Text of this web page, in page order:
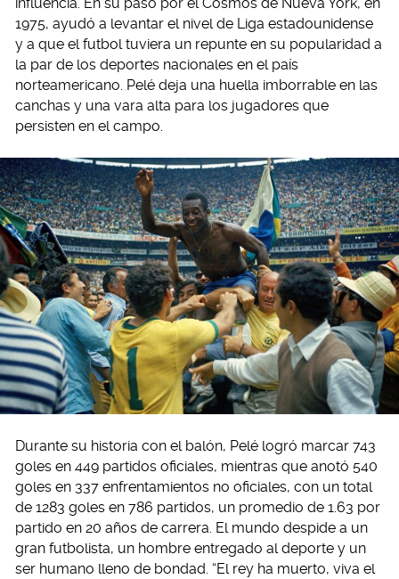
1975, ayudó a levantar el nivel de Liga estadounidense
y a que el futbol tuviera un repunte en su popularidad a
la par de los deportes nacionales en el país
norteamericano. Pelé deja una huella imborrable en las
canchas y una vara alta para los jugadores que
persisten en el campo.
Durante su historia con el balón, Pelé logró marcar 743
goles en 449 partidos oficiales, mientras que anotó 540
goles en 337 enfrentamientos no oficiales, con un total
de 1283 goles en 786 partidos, un promedio de 1.63 por
partido en 20 años de carrera. El mundo despide a un
gran futbolista, un hombre entregado al deporte y un
ser humano lleno de bondad. “El rey ha muerto, viva el